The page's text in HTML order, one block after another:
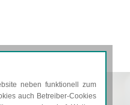
KARRIERE
neben funktionell zum
auch Betreiber-Cookies